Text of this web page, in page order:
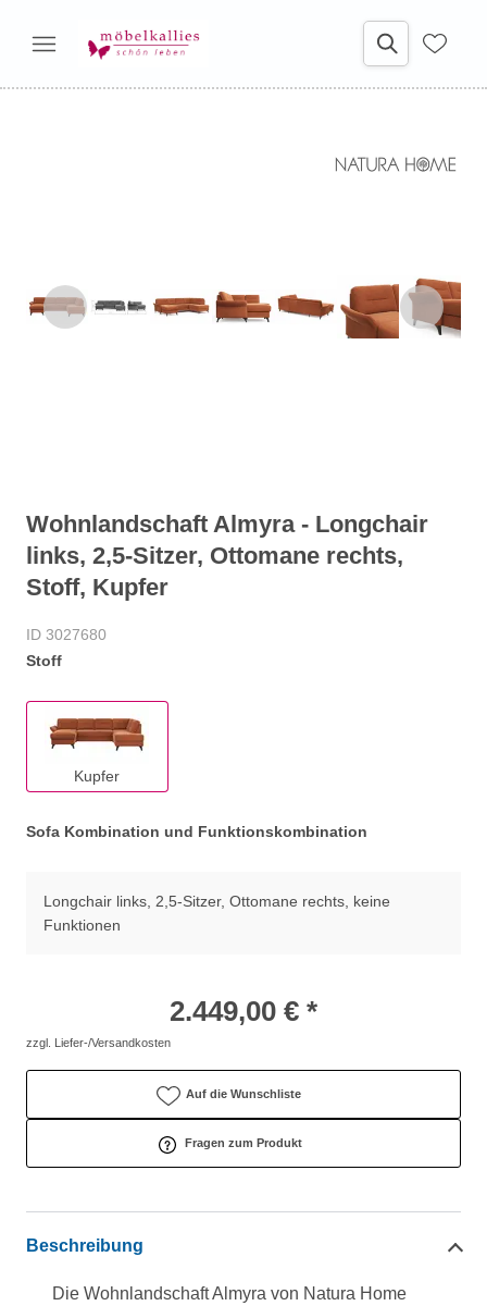
Wohnlandschaft Almyra - Longchair
links, 2,5-Sitzer, Ottomane rechts,
Stoff, Kupfer
ID 3027680
Stoff
Kupfer
Sofa Kombination und Funktionskombination
Longchair links, 2,5-Sitzer, Ottomane rechts, keine
Funktionen
2.449,00 € *
zzgl. Liefer-/Versandkosten
Auf die Wunschliste
Fragen zum Produkt
Beschreibung
Die Wohnlandschaft Almyra von Natura Home